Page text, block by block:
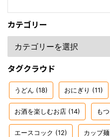
カテゴリー
タグクラウド
うどん (18) おにぎり (11)
お酒を楽しむお店 (14) もつ
エースコック (12) カップ麺